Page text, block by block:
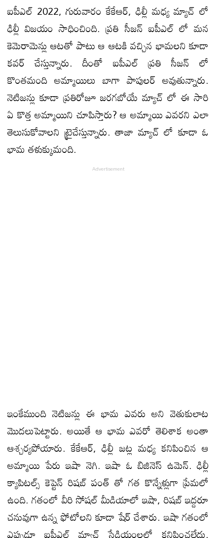
ఐపీఎల్ 2022, గురువారం కేకేఆర్, ఢిల్లీ మధ్య మ్యాచ్ లో
ఢిల్లీ విజయం సాధించింది. ప్రతి సీజన్ ఐపీఎల్ లో మన
కెమెరామెన్లు ఆటతో పాటు ఆ ఆటకి వచ్చిన భామలని కూడా
కవర్ చేస్తున్నారు. దీంతో ఐపీఎల్ ప్రతి సీజన్ లో
కొంతమంది అమ్మాయిలు బాగా పాపులర్ అవుతున్నారు.
నెటిజన్లు కూడా ప్రతిరోజూ జరగబోయే మ్యాచ్ లో ఈ సారి
ఏ కొత్త అమ్మాయిని చూపిస్తారు? ఆ అమ్మాయి ఎవరని ఎలా
తెలుసుకోవాలని ట్రైచేస్తున్నారు. తాజా మ్యాచ్ లో కూడా ఓ
భామ తళుక్కుమంది.
ఇంకేముంది నెటిజన్లు ఈ భామ ఎవరు అని వెతుకులాట
మొదలుపెట్టారు. అయితే ఆ భామ ఎవరో తెలిశాక అంతా
ఆశ్చర్యపోయారు. కేకేఆర్, ఢిల్లీ జట్ల మధ్య కనిపించిన ఆ
అమ్మాయి పేరు ఇషా నెగి. ఇషా ఓ బిజినెస్ ఉమెన్. ఢిల్లీ
క్యాపిటల్స్ కెప్టెన్ రిషబ్ పంత్ తో గత కొన్నేళ్లుగా ప్రేమలో
ఉంది. గతంలో వీరి సోషల్ మీడియాలో ఇషా, రిషబ్ ఇద్దరూ
చనువుగా ఉన్న ఫోటోలని కూడా షేర్ చేశారు. ఇషా గతంలో
ఎప్పుడూ ఐపీఎల్ మ్యాచ్ స్టేడియంలలో కనిపించలేదు.